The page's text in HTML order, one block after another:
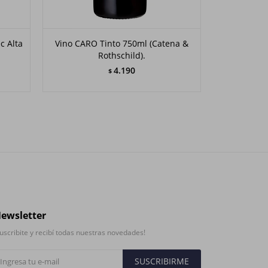
Alta
Vino CARO Tinto 750ml (Catena &
Rothschild).
$ 4.190
y recibí todas nuestras novedades!
SUSCRIBIRME